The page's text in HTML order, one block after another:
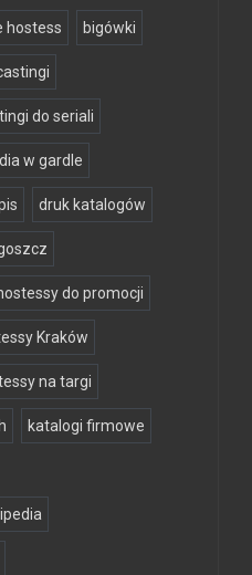
hostess bigówki
do seriali
w gardle
druk katalogów
do promocji
Kraków
na targi
katalogi firmowe